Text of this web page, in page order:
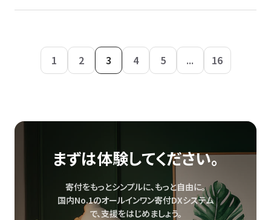
1 2 3 4 5 ... 16
まずは体験してください。
寄付をもっとシンプルに、もっと自由に。
国内No.1のオールインワン寄付DXシステム
で、支援をはじめましょう。